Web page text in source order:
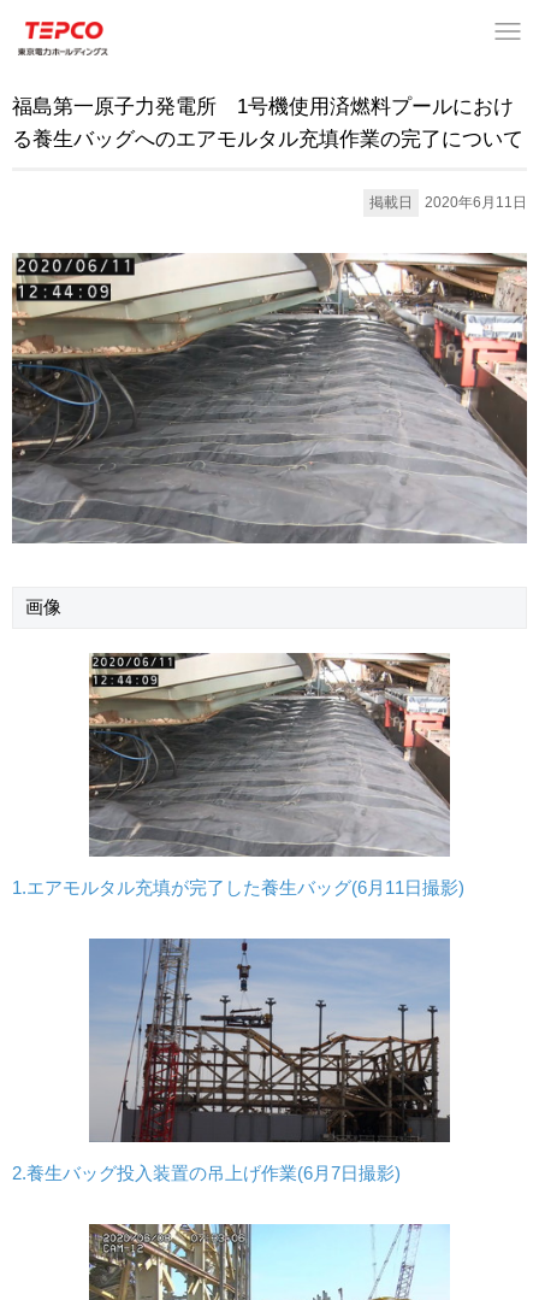
福島第一原子力発電所 1号機使用済燃料プールにおけ
る養生バッグへのエアモルタル充填作業の完了について
掲載日 2020年6月11日
画像
1.エアモルタル充填が完了した養生バッグ(6月11日撮影)
2.養生バッグ投入装置の吊上げ作業(6月7日撮影)